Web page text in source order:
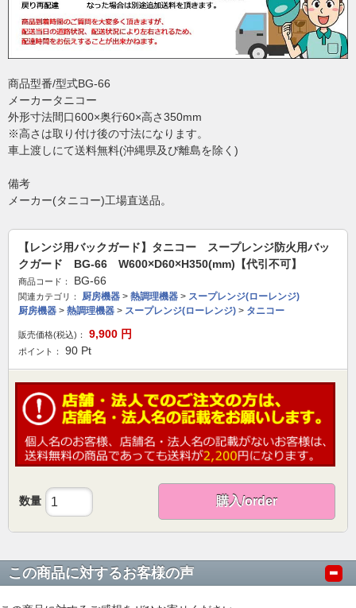
商品型番/型式BG-66
メーカータニコー
外形寸法間口600×奥行60×高さ350mm
※高さは取り付け後の寸法になります。
車上渡しにて送料無料(沖縄県及び離島を除く)
備考
メーカー(タニコー)工場直送品。
【レンジ用バックガード】タニコー スープレンジ防火用バッ
クガード BG-66 W600×D60×H350(mm)【代引不可】
商品コード： BG-66
関連カテゴリ： 厨房機器 > 熱調理機器 > スープレンジ(ローレンジ)
厨房機器 > 熱調理機器 > スープレンジ(ローレンジ) > タニコー
販売価格(税込)： 9,900 円
ポイント： 90 Pt
数量 購入/order
この商品に対するお客様の声